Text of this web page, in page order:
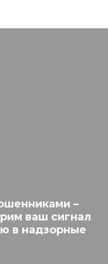
–
ваш сигнал
в надзорные